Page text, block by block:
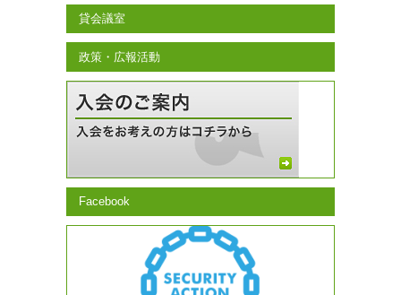
貸会議室
政策・広報活動
Facebook